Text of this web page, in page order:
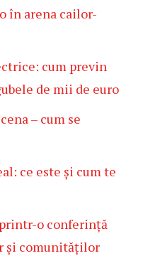
în arena cailor-
cum previn
de mii de euro
– cum se
ce este și cum te
o conferință
și comunităților